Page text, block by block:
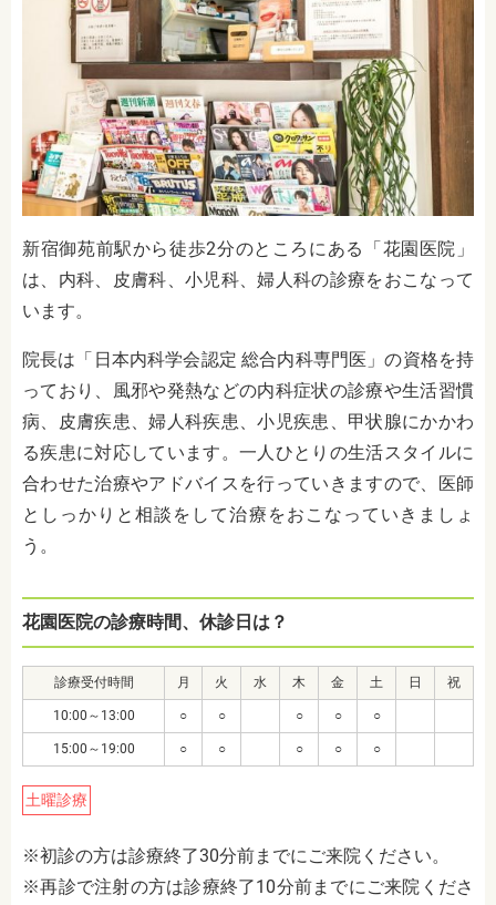
新宿御苑前駅から徒歩2分のところにある「花園医院」
は、 内科、皮膚科、小児科、婦人科の診療をおこなって
います。
院長は「 日本内科学会認定 総合内科専門医 」の資格を持
っており、風邪や発熱などの内科症状の診療や生活習慣
病、
皮膚疾患、婦人科疾患、小児疾患、甲状腺にかかわ
る疾患に対応しています。一人ひとりの生活スタイルに
合わせた治療やアドバイスを行っていきますので、医師
としっかりと相談をして治療をおこなっていきましょ
う。
花園医院の診療時間、休診日は？
診療受付時間 月 火 水 木 金 土 日 祝
10:00～13:00 ○ ○ ○ ○ ○
15:00～19:00 ○ ○ ○ ○ ○
土曜診療
※初診の方は診療終了30分前までにご来院ください。
※再診で注射の方は診療終了10分前までにご来院くださ